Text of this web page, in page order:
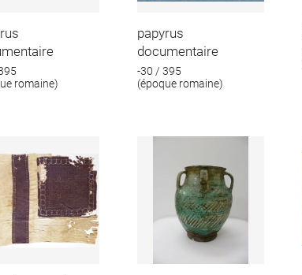
romaine)
papyrus
documentaire
-30 / 395
(époque romaine)